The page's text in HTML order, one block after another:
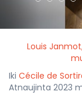
Louis
Iki Cécile de
Atnaujinta 2023